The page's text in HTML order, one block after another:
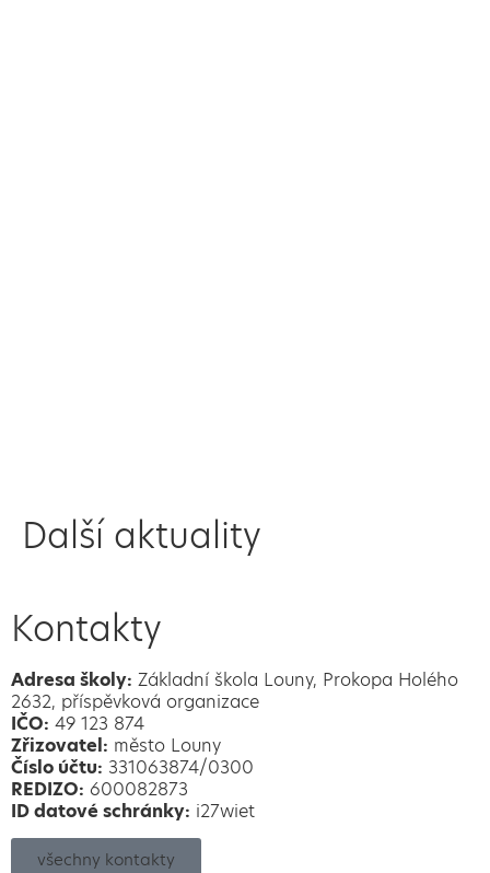
Další aktuality
Kontakty
Adresa školy: Základní škola Louny, Prokopa Holého
2632, příspěvková organizace
IČO: 49 123 874
Zřizovatel: město Louny
Číslo účtu: 331063874/0300
REDIZO: 600082873
ID datové schránky: i27wiet
všechny kontakty